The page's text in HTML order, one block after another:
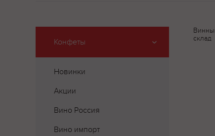
Конфеты
Новинки
Акции
Вино Россия
Вино импорт
склад